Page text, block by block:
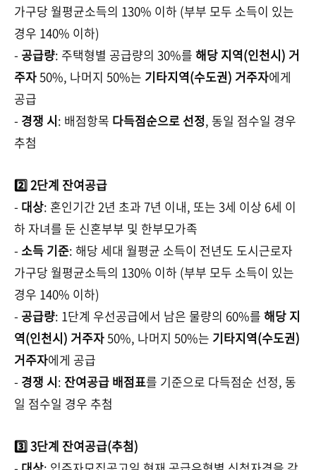
가구당 월평균소득의 130% 이하 (부부 모두 소득이 있는
경우 140% 이하)
- 공급량: 주택형별 공급량의 30%를 해당 지역(인천시) 거
주자50%, 나머지 50%는 기타지역(수도권) 거주자에게
공급
- 경쟁 시: 배점항목 다득점순으로 선정, 동일 점수일 경우
추첨
2️⃣ 2단계 잔여공급
- 대상: 혼인기간 2년 초과 7년 이내, 또는 3세 이상 6세 이
하 자녀를 둔 신혼부부 및 한부모가족
- 소득 기준: 해당 세대 월평균 소득이 전년도 도시근로자
가구당 월평균소득의 130% 이하 (부부 모두 소득이 있는
경우 140% 이하)
- 공급량: 1단계 우선공급에서 남은 물량의 60%를 해당 지
역(인천시) 거주자50%, 나머지 50%는 기타지역(수도권)
거주자에게 공급
- 경쟁 시: 잔여공급 배점표를 기준으로 다득점순 선정, 동
일 점수일 경우 추첨
3️⃣ 3단계 잔여공급(추첨)